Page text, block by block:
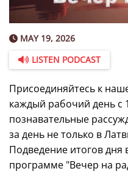
MAY 19, 2026
LISTEN PODCAST
Присоединяйтесь к
каждый рабочий день с
познавательные
за день не только в
Подведение итогов дня
программе "Вечер на